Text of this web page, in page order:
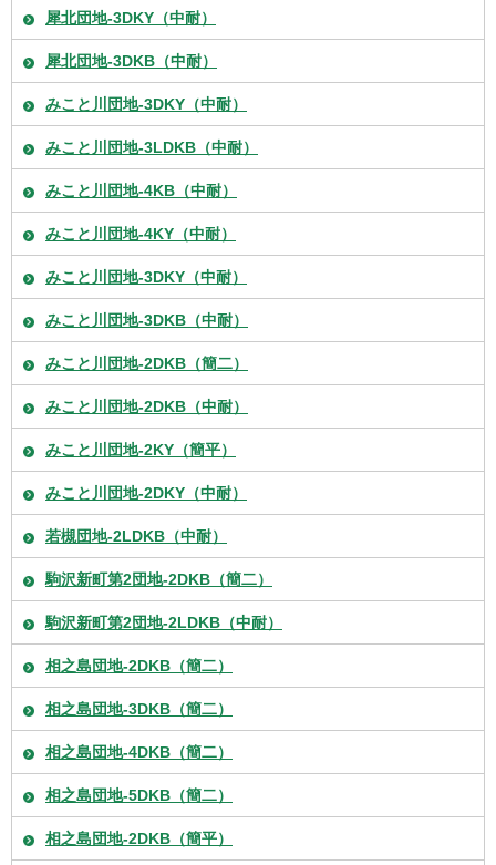
犀北団地-3DKY（中耐）
犀北団地-3DKB（中耐）
みこと川団地-3DKY（中耐）
みこと川団地-3LDKB（中耐）
みこと川団地-4KB（中耐）
みこと川団地-4KY（中耐）
みこと川団地-3DKY（中耐）
みこと川団地-3DKB（中耐）
みこと川団地-2DKB（簡二）
みこと川団地-2DKB（中耐）
みこと川団地-2KY（簡平）
みこと川団地-2DKY（中耐）
若槻団地-2LDKB（中耐）
駒沢新町第2団地-2DKB（簡二）
駒沢新町第2団地-2LDKB（中耐）
相之島団地-2DKB（簡二）
相之島団地-3DKB（簡二）
相之島団地-4DKB（簡二）
相之島団地-5DKB（簡二）
相之島団地-2DKB（簡平）